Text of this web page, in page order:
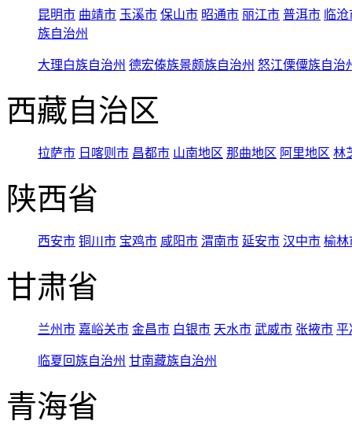
昆明市 曲靖市 玉溪市 保山市 昭通市 丽江市 普洱市 临
族自治州
大理白族自治州 德宏傣族景颇族自治州 怒江傈僳族自治
西藏自治区
拉萨市 日喀则市 昌都市 山南地区 那曲地区 阿里地区 林
陕西省
西安市 铜川市 宝鸡市 咸阳市 渭南市 延安市 汉中市 榆林
甘肃省
兰州市 嘉峪关市 金昌市 白银市 天水市 武威市 张掖市 平
临夏回族自治州 甘南藏族自治州
青海省